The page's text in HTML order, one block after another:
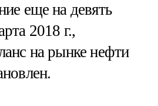
еще на девять
2018 г.,
на рынке нефти